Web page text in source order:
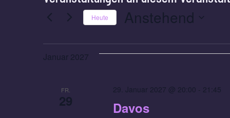
Heute Anstehend
wählen.
Januar 2027
FR.
29 Davos
29. Januar 2027 @ 20:00 - 21:45